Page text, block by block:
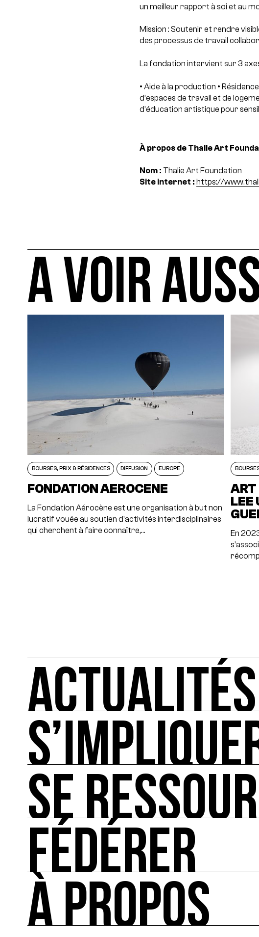
un meilleur rapport à soi et au
Mission : Soutenir et rendre
des processus de travail
La fondation intervient sur 3
• Aide à la production •
d’espaces de travail et de
d’éducation artistique pour
À propos de Thalie Art
Nom : Thalie Art Foundation
Site internet : https://
A VOIR
BOURSES, PRIX & RÉSIDENCES DIFFUSION EUROPE
FONDATION AEROCENE
La Fondation Aérocène est une organisation à but non
lucratif vouée au soutien d'activités interdisciplinaires
qui cherchent à faire connaître,…
ART
LEE
En
ACTUALITÉS
ACTUALITÉS
L'actualité française et internationale des rendez-vous
S’IMPLIQUER
Les bonnes pratiques, guides et outils pour réduire ses
SE
SE RESSOURCER
Les ressources théoriques et inspirantes sur les enjeux
FÉDÉRER
FÉDÉRER
Le répertoire des acteurs de l’écologie culturelle en
À PROPOS